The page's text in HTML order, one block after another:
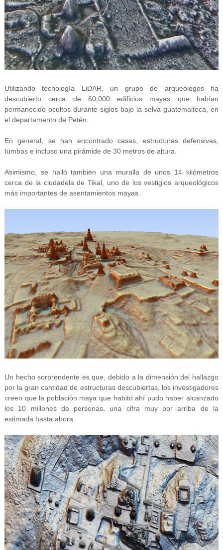
Utilizando tecnología LiDAR, un grupo de arqueólogos ha
descubierto cerca de 60,000 edificios mayas que habían
permanecido ocultos durante siglos bajo la selva guatemalteca, en
el departamento de Petén.
En general, se han encontrado casas, estructuras defensivas,
tumbas e incluso una pirámide de 30 metros de altura.
Asimismo, se halló también una muralla de unos 14 kilómetros
cerca de la ciudadela de Tikal, uno de los vestigios arqueológicos
más importantes de asentamientos mayas.
Un hecho sorprendente es que, debido a la dimensión del hallazgo
por la gran cantidad de estructuras descubiertas, los investigadores
creen que la población maya que habitó ahí pudo haber alcanzado
los 10 millones de personas, una cifra muy por arriba de la
estimada hasta ahora.